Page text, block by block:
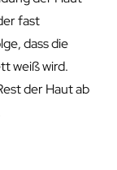
fast
dass die
weiß wird.
der Haut ab